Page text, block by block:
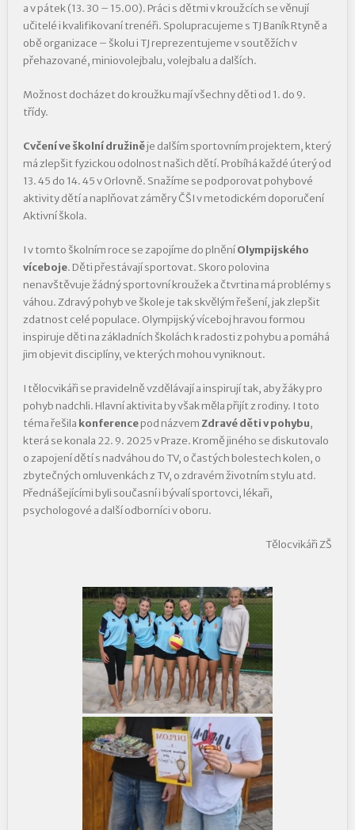
a v pátek (13. 30 – 15.00). Práci s dětmi v kroužcích se věnují
učitelé i kvalifikovaní trenéři. Spolupracujeme s TJ Baník Rtyně a
obě organizace – školu i TJ reprezentujeme v soutěžích v
přehazované, miniovolejbalu, volejbalu a dalších.
Možnost docházet do kroužku mají všechny děti od 1. do 9.
třídy.
Cvčení ve školní družiněje dalším sportovním projektem, který
má zlepšit fyzickou odolnost našich dětí. Probíhá každé úterý od
13. 45 do 14. 45 v Orlovně. Snažíme se podporovat pohybové
aktivity dětí a naplňovat záměry ČŠI v metodickém doporučení
Aktivní škola.
I v tomto školním roce se zapojíme do plněníOlympijského
víceboje. Děti přestávají sportovat. Skoro polovina
nenavštěvuje žádný sportovní kroužek a čtvrtina má problémy s
váhou. Zdravý pohyb ve škole je tak skvělým řešení, jak zlepšit
zdatnost celé populace. Olympijský víceboj hravou formou
inspiruje děti na základních školách k radosti z pohybu a pomáhá
jim objevit disciplíny, ve kterých mohou vyniknout.
I tělocvikáři se pravidelně vzdělávají a inspirují tak, aby žáky pro
pohyb nadchli. Hlavní aktivita by však měla přijít z rodiny. I toto
téma řešila konferencepod názvemZdravé děti v pohybu,
která se konala 22. 9. 2025 v Praze. Kromě jiného se diskutovalo
o zapojení dětí s nadváhou do TV, o častých bolestech kolen, o
zbytečných omluvenkách z TV, o zdravém životním stylu atd.
Přednášejícími byli současní i bývalí sportovci, lékaři,
psychologové a další odborníci v oboru.
Tělocvikáři ZŠ